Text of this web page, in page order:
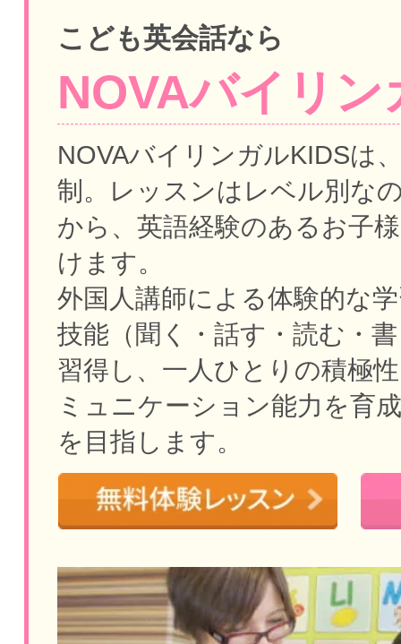
こども英会話なら
NOVAバイリン
NOVAバイリンガルKIDSは
制。
レッスンはレベル別な
から、英語経験のあるお子
けます。
外国人講師による体験的な
技能（聞く・話す・読む・
習得し、一人ひとりの積極
ミュニケーション能力を育
を目指します。